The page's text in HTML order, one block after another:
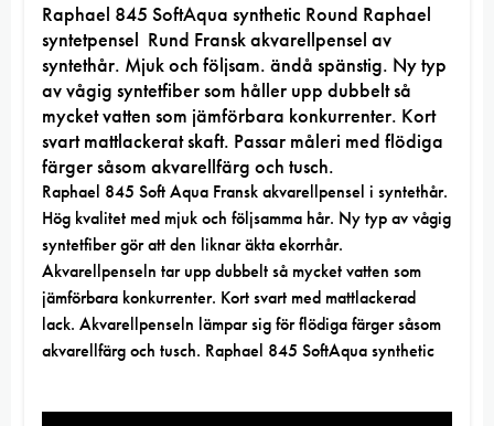
Raphael 845 SoftAqua synthetic Round Raphael
syntetpensel Rund Fransk akvarellpensel av
syntethår. Mjuk och följsam. ändå spänstig. Ny typ
av vågig syntetfiber som håller upp dubbelt så
mycket vatten som jämförbara konkurrenter. Kort
svart mattlackerat skaft. Passar måleri med flödiga
färger såsom akvarellfärg och tusch.
Raphael 845 Soft Aqua Fransk akvarellpensel i syntethår.
Hög kvalitet med mjuk och följsamma hår. Ny typ av vågig
syntetfiber gör att den liknar äkta ekorrhår.
Akvarellpenseln tar upp dubbelt så mycket vatten som
jämförbara konkurrenter. Kort svart med mattlackerad
lack. Akvarellpenseln lämpar sig för flödiga färger såsom
akvarellfärg och tusch. Raphael 845 SoftAqua synthetic